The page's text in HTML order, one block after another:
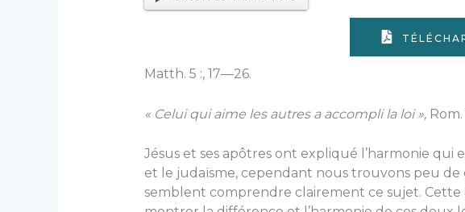
Matth. 5 :, 17—26.
« Celui qui aime les autres a accompli la loi »,Rom.
Jésus et ses apôtres ont expliqué l’harmonie qui
et le judaïsme, cependant nous trou­vons peu de
semblent comprendre clairement ce sujet.